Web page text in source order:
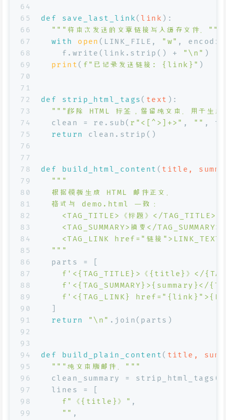
64
65
66
67
68
69
70
71
72
73
74
75
76
77
78
79
80
81
82
83
84
85
86
87
88
89
90
91
92
93
94
95
96
97
98
99
def save_last_link ( link ):
"""将本次发送的文章链接写入缓存文件。"""
with
open (LINK_FILE, "w" ,
    f.write(link.strip() +
"\n" )
print ( f"已记录发送链接: {link} " )
def strip_html_tags ( text ):
"""移除 HTML 标签，保留纯文本。用于生
  clean = re.sub(
r"<[^>]+>" , "" ,
return
clean.strip()
def build_html_content ( title,
"""
  根据模板生成 HTML 邮件正文。
  格式与 demo.html 一致：
    <TAG_TITLE>《标题》</TAG_TITLE>
    <TAG_SUMMARY>摘要</TAG_SUMMARY>
<TAG_LINK href="链接
  """
  parts = [
f'<{TAG_TITLE} >《 {title} 》</
f'<{TAG_SUMMARY} >{summary} </
f'<{TAG_LINK} href=" {link} ">
return
"\n" .join(parts)
def build_plain_content ( title,
"""纯文本版邮件。"""
clean_summary =
  lines = [
f"《{title} 》" ,
"" ,